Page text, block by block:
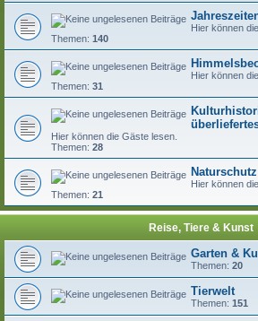
Hier können
Themen: 140
Hier können
Themen: 31
Hier können die Gäste lesen.
Themen: 28
Naturschutz
Hier können
Themen: 21
Reise, Tiere & Kunst
Garten &
Themen: 20
Tierwelt
Themen: 151